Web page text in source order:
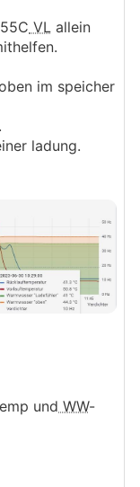
VL allein
im speicher
ladung.
und WW-